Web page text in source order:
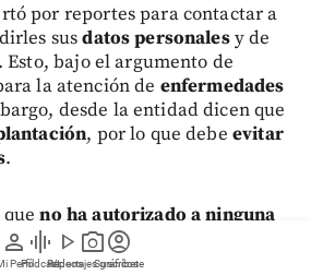
person
Perfil
graphic_eq
Pódcast
play_arrow
Videos
photo_camera
Reportajes gráficos
account_circle
Suscríbete
por reportes para contactar a
susdatos personalesy de
Esto, bajo el argumento de
la atención de enfermedades
desde la entidad dicen que
, por lo que debe evitar
.
queno ha autorizado a ninguna
para contactar a los
deEPS Famisanar